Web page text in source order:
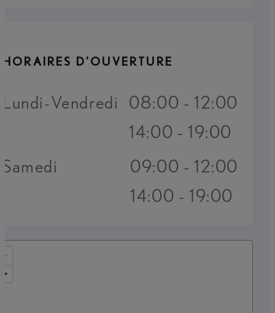
HORAIRES D'OUVERTURE
Lundi-Vendredi 08:00 - 12:00
14:00 - 19:00
Samedi
09:00 - 12:00
14:00 - 19:00